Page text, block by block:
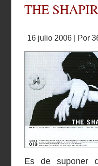
THE
16 julio 2006 | Por
Es de suponer